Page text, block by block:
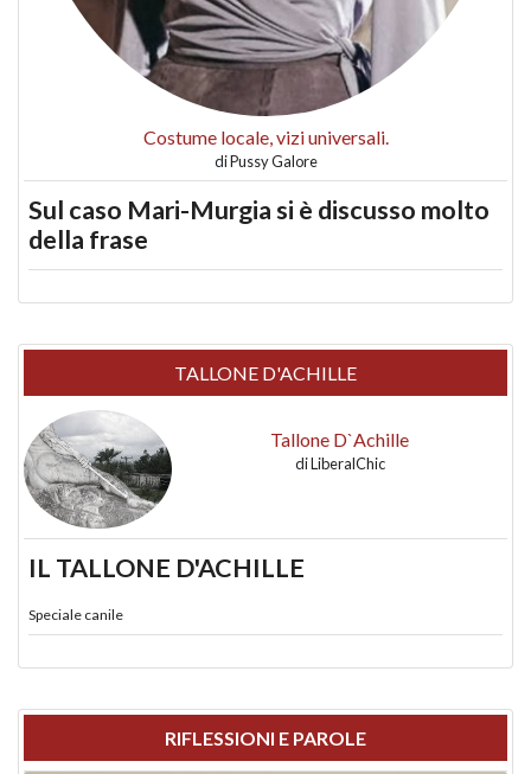
Costume locale, vizi universali.
diPussy Galore
Sul caso Mari-Murgia si è discusso molto
della frase
TALLONE D'ACHILLE
Tallone D`Achille
diLiberalChic
IL TALLONE D'ACHILLE
Speciale canile
RIFLESSIONI E PAROLE